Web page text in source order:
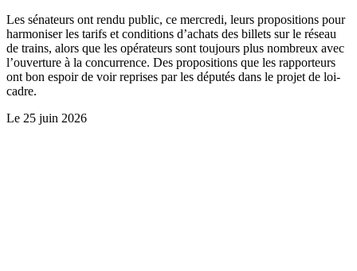
Les sénateurs ont rendu public, ce mercredi, leurs propositions pour
harmoniser les tarifs et conditions d’achats des billets sur le réseau
de trains, alors que les opérateurs sont toujours plus nombreux avec
l’ouverture à la concurrence. Des propositions que les rapporteurs
ont bon espoir de voir reprises par les députés dans le projet de loi-
cadre.
Le 25 juin 2026